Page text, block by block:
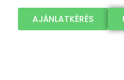
AJÁNLATKÉRÉS